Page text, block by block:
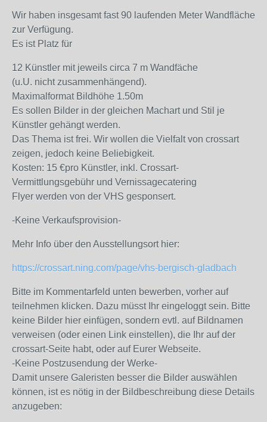
Wir haben insgesamt fast 90 laufenden Meter Wandfläche
zur Verfügung.
Es ist Platz für
12 Künstler mit jeweils circa 7 m Wandfäche
(u.U. nicht zusammenhängend).
Maximalformat Bildhöhe 1.50m
Es sollen Bilder in der gleichen Machart und Stil je
Künstler gehängt werden.
Das Thema ist frei. Wir wollen die Vielfalt von crossart
zeigen, jedoch keine Beliebigkeit.
Kosten: 15 €pro Künstler, inkl. Crossart-
Vermittlungsgebühr und Vernissagecatering
Flyer werden von der VHS gesponsert.
-Keine Verkaufsprovision-
Mehr Info über den Ausstellungsort hier:
https://crossart.ning.com/page/vhs-bergisch-gladbach
Bitte im Kommentarfeld unten bewerben, vorher auf
teilnehmen klicken. Dazu müsst Ihr eingeloggt sein. Bitte
keine Bilder hier einfügen, sondern evtl. auf Bildnamen
verweisen (oder einen Link einstellen), die Ihr auf der
crossart-Seite habt, oder auf Eurer Webseite.
-Keine Postzusendung der Werke-
Damit unsere Galeristen besser die Bilder auswählen
können, ist es nötig in der Bildbeschreibung diese Details
anzugeben: